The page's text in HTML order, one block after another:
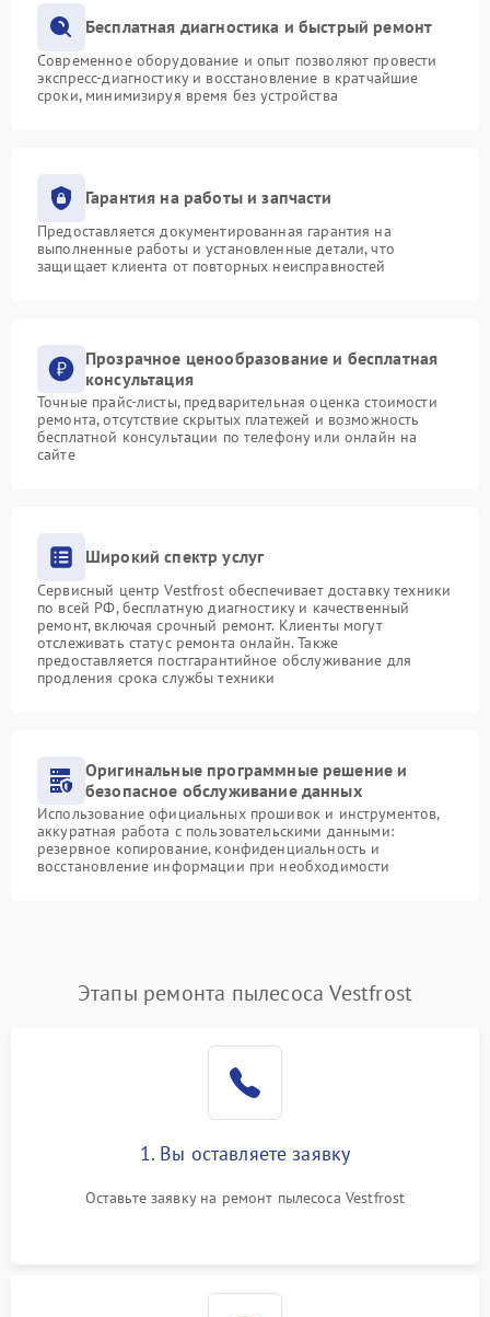
Бесплатная диагностика и быстрый ремонт
Современное оборудование и опыт позволяют провести
экспресс-диагностику и восстановление в кратчайшие
сроки, минимизируя время без устройства
Гарантия на работы и запчасти
Предоставляется документированная гарантия на
выполненные работы и установленные детали, что
защищает клиента от повторных неисправностей
Прозрачное ценообразование и бесплатная
консультация
Точные прайс-листы, предварительная оценка стоимости
ремонта, отсутствие скрытых платежей и возможность
бесплатной консультации по телефону или онлайн на
сайте
Широкий спектр услуг
Сервисный центр Vestfrost обеспечивает доставку техники
по всей РФ, бесплатную диагностику и качественный
ремонт, включая срочный ремонт. Клиенты могут
отслеживать статус ремонта онлайн. Также
предоставляется постгарантийное обслуживание для
продления срока службы техники
Оригинальные программные решение и
безопасное обслуживание данных
Использование официальных прошивок и инструментов,
аккуратная работа с пользовательскими данными:
резервное копирование, конфиденциальность и
восстановление информации при необходимости
Этапы ремонта пылесоса Vestfrost
1. Вы оставляете заявку
Оставьте заявку на ремонт пылесоса Vestfrost